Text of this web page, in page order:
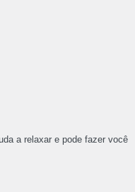
a relaxar e pode fazer você